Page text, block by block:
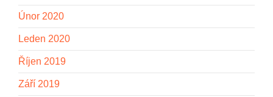
Únor 2020
Leden 2020
Říjen 2019
Září 2019